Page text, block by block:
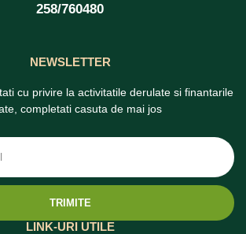
258/760480
NEWSLETTER
cu privire la activitatile derulate si finantarile
completati casuta de mai jos
TRIMITE
LINK-URI UTILE